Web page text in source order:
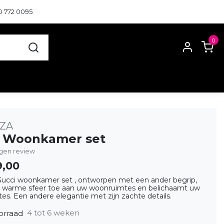
772 0095
0
Woonkamer set
review
woonkamer set , ontworpen met een ander begrip,
sfeer toe aan uw woonruimtes en belichaamt uw
Een andere elegantie met zijn zachte details.
4 tot 6 weken